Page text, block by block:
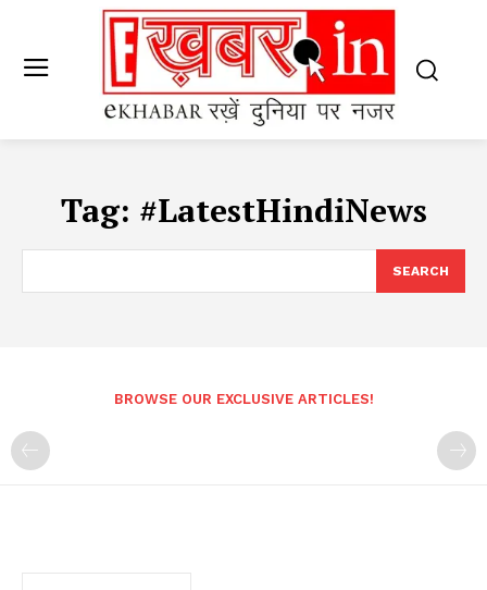
Tag: #LatestHindiNews
SEARCH
BROWSE OUR EXCLUSIVE ARTICLES!